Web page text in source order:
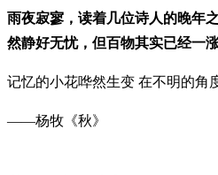
雨夜寂寥，读着几位诗人的晚年
然静好无忧，但百物其实已经一涨
记忆的小花哗然生变 在不明的角
——杨牧《秋》